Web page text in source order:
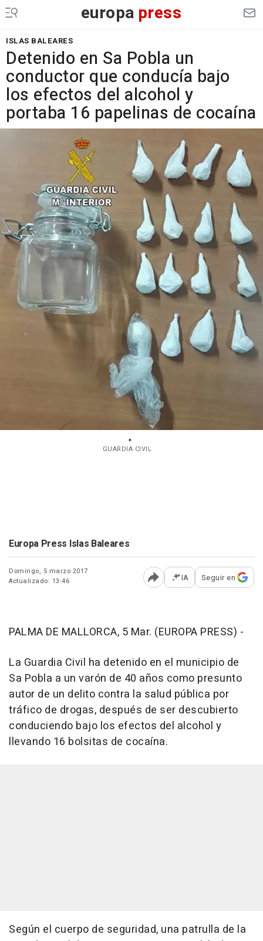
europa press
ISLAS BALEARES
Detenido en Sa Pobla un
conductor que conducía bajo
los efectos del alcohol y
portaba 16 papelinas de cocaína
GUARDIA CIVIL
Europa Press Islas Baleares
Domingo, 5 marzo 2017
Actualizado: 13:46
Abrir opciones para
IA Seguir en
PALMA DE MALLORCA, 5 Mar. (EUROPA PRESS) -
La Guardia Civil ha detenido en el municipio de
Sa Pobla a un varón de 40 años como presunto
autor de un delito contra la salud pública por
tráfico de drogas, después de ser descubierto
conduciendo bajo los efectos del alcohol y
llevando 16 bolsitas de cocaína.
Según el cuerpo de seguridad, una patrulla de la